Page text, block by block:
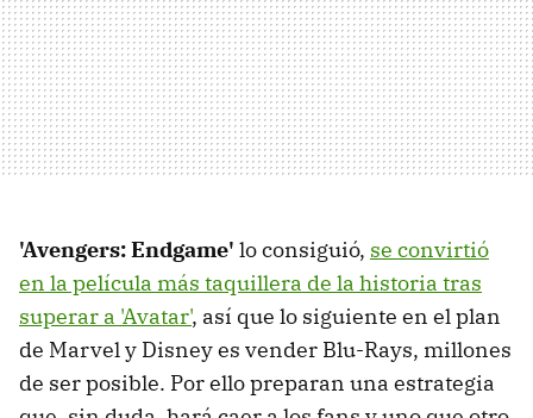
'Avengers: Endgame' lo consiguió, se convirtió
en la película más taquillera de la historia tras
superar a 'Avatar', así que lo siguiente en el plan
de Marvel y Disney es vender Blu-Rays, millones
de ser posible. Por ello preparan una estrategia